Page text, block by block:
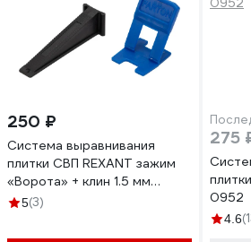
250 ₽
Система выравнивания
плитки СВП REXANT зажим
«Ворота» + клин 1.5 мм
40/40 шт/уп 89-0954
5(3)
275
0952
4.6